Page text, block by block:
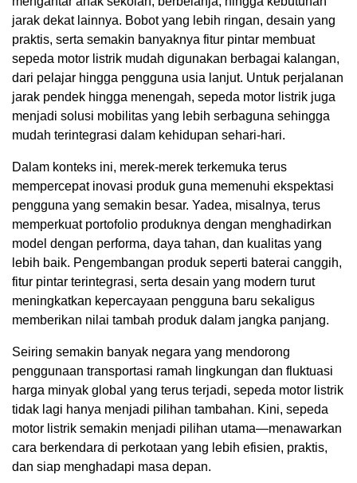
jarak dekat lainnya. Bobot yang lebih ringan, desain yang
praktis, serta semakin banyaknya fitur pintar membuat
sepeda motor listrik mudah digunakan berbagai kalangan,
dari pelajar hingga pengguna usia lanjut. Untuk perjalanan
jarak pendek hingga menengah, sepeda motor listrik juga
menjadi solusi mobilitas yang lebih serbaguna sehingga
mudah terintegrasi dalam kehidupan sehari-hari.
Dalam konteks ini, merek-merek terkemuka terus
mempercepat inovasi produk guna memenuhi ekspektasi
pengguna yang semakin besar. Yadea, misalnya, terus
memperkuat portofolio produknya dengan menghadirkan
model dengan performa, daya tahan, dan kualitas yang
lebih baik. Pengembangan produk seperti baterai canggih,
fitur pintar terintegrasi, serta desain yang modern turut
meningkatkan kepercayaan pengguna baru sekaligus
memberikan nilai tambah produk dalam jangka panjang.
Seiring semakin banyak negara yang mendorong
penggunaan transportasi ramah lingkungan dan fluktuasi
harga minyak global yang terus terjadi, sepeda motor listrik
tidak lagi hanya menjadi pilihan tambahan. Kini, sepeda
motor listrik semakin menjadi pilihan utama—menawarkan
cara berkendara di perkotaan yang lebih efisien, praktis,
dan siap menghadapi masa depan.